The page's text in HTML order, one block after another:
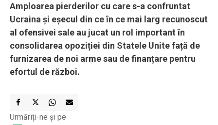
Amploarea pierderilor cu care s-a confruntat
Ucraina și eșecul din ce în ce mai larg recunoscut
al ofensivei sale au jucat un rol important în
consolidarea opoziției din Statele Unite față de
furnizarea de noi arme sau de finanțare pentru
efortul de război.
Urmăriți-ne și pe